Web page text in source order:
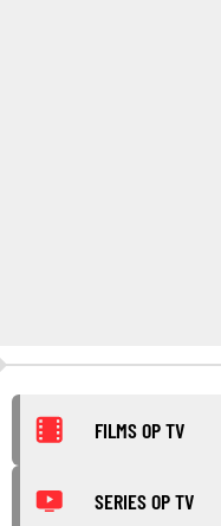
FILMS OP TV
SERIES OP TV